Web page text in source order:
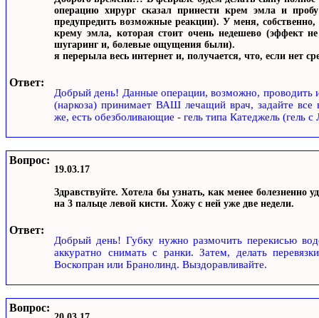
операцию хирург сказал принести крем эмла и
предупредить возможные реакции). У меня,
крему эмла, которая стоит очень недешево (эффект
шугаринг и, болевые ощущения были).
я перерыла весь интернет и, получается, что, если нет
Ответ:
Добрый день! Данные операции, возможно, проводить
(наркоза) принимает ВАШ лечащий врач, задайте
же, есть обезболивающие - гель типа Катеджель (гель
Вопрос:
19.03.17
Здравствуйте. Хотела бы узнать, как менее болезненно
на 3 пальце левой кисти. Хожу с ней уже две недели.
Ответ:
Добрый день! Губку нужно размочить перекисью
аккуратно снимать с ранки. Затем, делать
Воскопран или Бранолинд. Выздоравливайте.
Вопрос: